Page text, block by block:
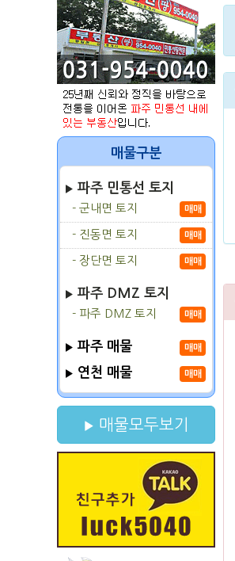
매물구분
파주 민통선 토지
- 군내면 토지 매매
- 진동면 토지 매매
- 장단면 토지 매매
파주 DMZ 토지
- 파주 DMZ 토지 매매
파주 매물 매매
연천 매물 매매
매물모두보기